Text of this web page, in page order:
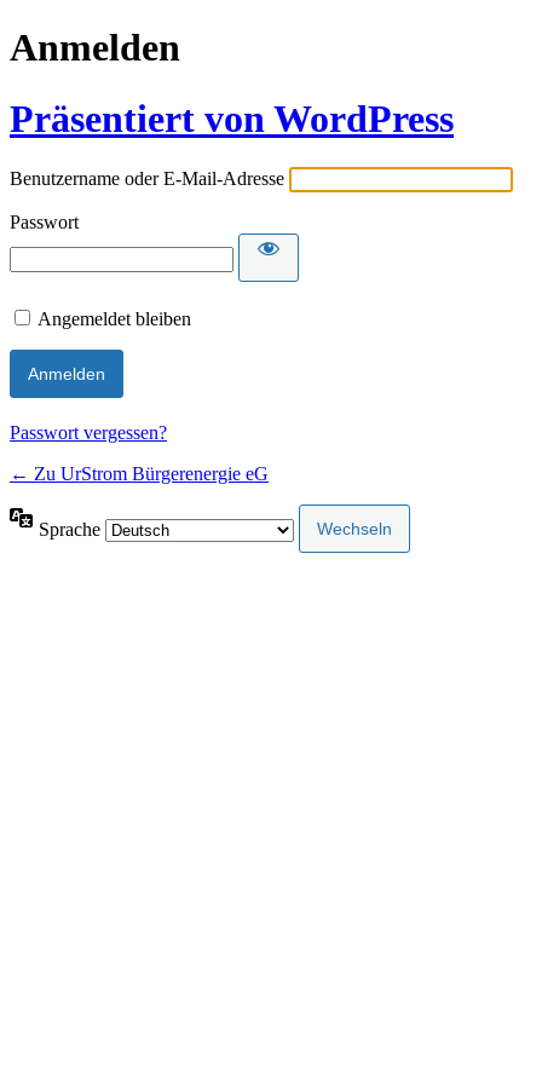
Anmelden
Präsentiert von WordPress
Benutzername oder E-Mail-Adresse
Passwort
Angemeldet bleiben
Passwort vergessen?
← Zu UrStrom Bürgerenergie eG
Sprache